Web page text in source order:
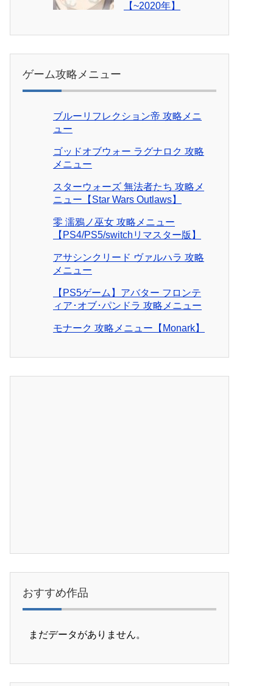
【~2020年】
ゲーム攻略メニュー
ブルーリフレクション帝 攻略メニ
ュー
ゴッドオブウォー ラグナロク 攻略
メニュー
スターウォーズ 無法者たち 攻略メ
ニュー【Star Wars Outlaws】
零 濡鴉ノ巫女 攻略メニュー
【PS4/PS5/switchリマスター版】
アサシンクリード ヴァルハラ 攻略
メニュー
【PS5ゲーム】アバター フロンテ
ィア･オブ･パンドラ 攻略メニュー
モナーク 攻略メニュー【Monark】
おすすめ作品
まだデータがありません。